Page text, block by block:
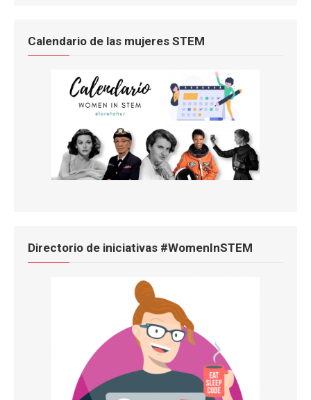
Calendario de las mujeres STEM
Directorio de iniciativas #WomenInSTEM